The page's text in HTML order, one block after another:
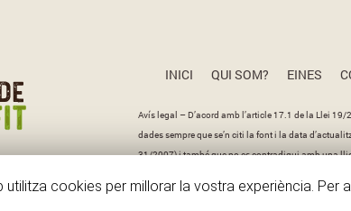
INICI QUI SOM? EINES
Avís legal – D’acord amb l’article 17.1 de la Llei
dades sempre que se’n citi la font i la data
31/2007) i també que no es contradigui amb una
utilitza cookies per millorar la vostra experiència. Per